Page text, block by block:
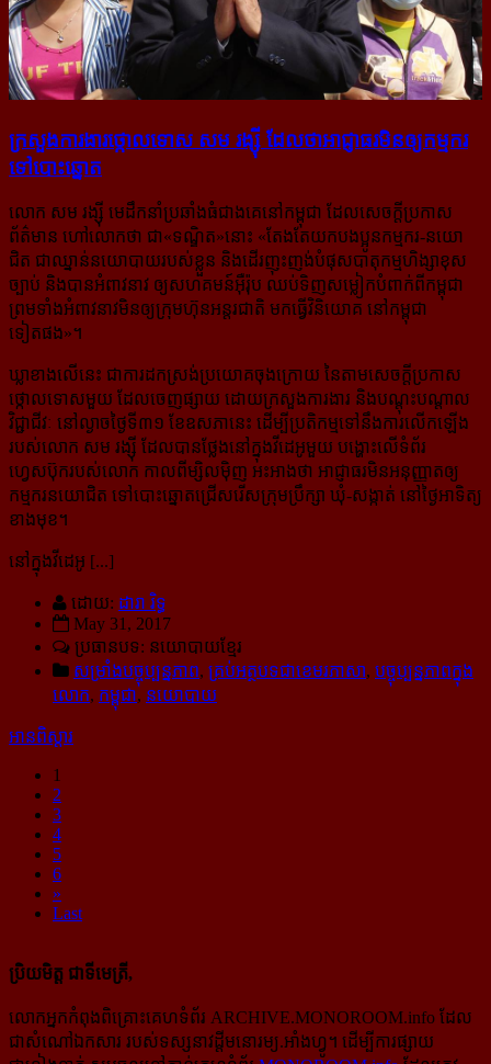
ក្រសួង​ការងារ​ថ្កោល​ទោស សម រង្ស៊ី ដែល​ថា​អាជ្ញាធរ​មិន​ឲ្យ​កម្មករ​
ទៅ​បោះ​ឆ្នោត
លោក សម រង្ស៊ី មេដឹកនាំប្រឆាំងធំជាងគេ​នៅកម្ពុជា ដែលសេចក្ដីប្រកាស
ព័ត៌មាន ហៅលោកថា ជា​«ទណ្ឌិត»​នោះ «តែងតែយកបងប្អូនកម្មករ-នយោ
ជិត ជាឈ្នាន់នយោបាយរបស់ខ្លួន និងដើរញុះញង់បំផុស​បាតុកម្មហិង្សា​​ខុស​
ច្បាប់ និងបានអំពាវនាវ ឲ្យសហគមន៍អ៊ឺរ៉ុប ឈប់ទិញសម្លៀកបំពាក់ពីកម្ពុជា
ព្រមទាំងអំពាវនាវមិន​ឲ្យ​ក្រុមហ៊ុន​អន្តរជាតិ មកធ្វើវិនិយោគ នៅកម្ពុជា
ទៀតផង»។
ឃ្លាខាងលើនេះ ជាការដកស្រង់ប្រយោគចុងក្រោយ នៃតាមសេចក្ដីប្រកាស
ថ្កោលទោសមួយ ដែល​ចេញ​ផ្សាយ​ ដោយ​ក្រសួង​ការងារ និងបណ្ដុះបណ្ដាល
វិជ្ជាជីវៈ នៅល្ងាចថ្ងៃទី៣១ ខែឧសភានេះ ដើម្បីប្រតិកម្ម​ទៅនឹង​ការ​លើក​​ឡើង
របស់​លោក សម រង្ស៊ី ដែលបានថ្លែង​នៅក្នុង​វីដេអូ​មួយ បង្ហោះលើទំព័រ​
ហ្វេសប៊ុករបស់លោក កាល​ពី​ម្សិល​ម៉ិញ អះអាង​ថា អាជ្ញាធរ​មិនអនុញ្ញាត​ឲ្យ
កម្មករនយោជិត ទៅ​បោះឆ្នោត​ជ្រើសរើស​​ក្រុមប្រឹក្សា ឃុំ-សង្កាត់ នៅថ្ងៃ​អាទិត្យ​
ខាងមុខ។
នៅក្នុងវីដេអូ [...]
ដោយ: ដារា រិទ្ធ
May 31, 2017
ប្រធានបទ: នយោបាយខ្មែរ
សម្រាំងបច្ចុប្បន្នភាព, គ្រប់អត្ថបទជាខេមរភាសា, បច្ចុប្បន្នភាពក្នុង
លោក, កម្ពុជា, នយោបាយ
អានពិស្ដារ
1
2
3
4
5
6
»
Last
ប្រិយមិត្ត ជាទីមេត្រី,
លោកអ្នកកំពុងពិគ្រោះគេហទំព័រ ARCHIVE.MONOROOM.info ដែល
ជាសំណៅឯកសារ របស់ទស្សនាវដ្ដីមនោរម្យ.អាំងហ្វូ។ ដើម្បីការផ្សាយ